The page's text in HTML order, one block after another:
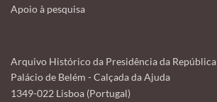
Apoio à pesquisa
Arquivo Histórico da Presidência da República
Palácio de Belém - Calçada da Ajuda
1349-022 Lisboa (Portugal)